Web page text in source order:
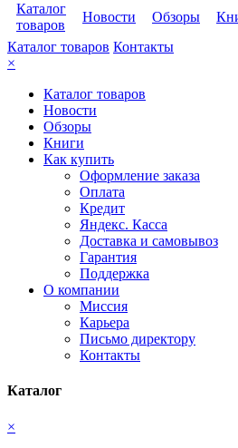
Каталог
товаров
Новости Обзоры
Каталог товаров Контакты
×
Каталог товаров
Новости
Обзоры
Книги
Как купить
Оформление заказа
Оплата
Кредит
Яндекс. Касса
Доставка и самовывоз
Гарантия
Поддержка
О компании
Миссия
Карьера
Письмо директору
Контакты
Каталог
×